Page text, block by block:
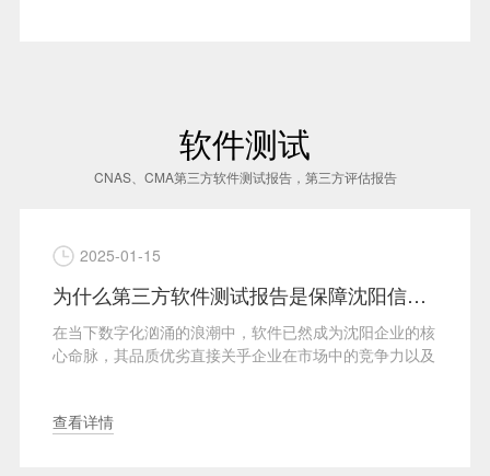
软件测试
CNAS、CMA第三方软件测试报告，第三方评估报告
2025-01-15
为什么第三方软件测试报告是保障沈阳信息化项目质量和顺利验收的关键？
在当下数字化汹涌的浪潮中，软件已然成为沈阳企业的核
心命脉，其品质优劣直接关乎企业在市场中的竞争力以及
查看详情